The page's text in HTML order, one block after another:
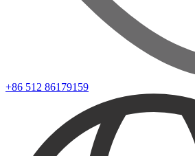
+86 512 86179159